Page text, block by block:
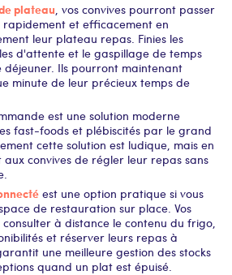
plateau, vos convives pourront passer
rapidement et efficacement en
leur plateau repas. Finies les
d'attente et le gaspillage de temps
déjeuner. Ils pourront maintenant
minute de leur précieux temps de
est une solution moderne
fast-foods et plébiscités par le grand
cette solution est ludique, mais en
aux convives de régler leur repas sans
est une option pratique si vous
de restauration sur place. Vos
à distance le contenu du frigo,
et réserver leurs repas à
une meilleure gestion des stocks
quand un plat est épuisé.